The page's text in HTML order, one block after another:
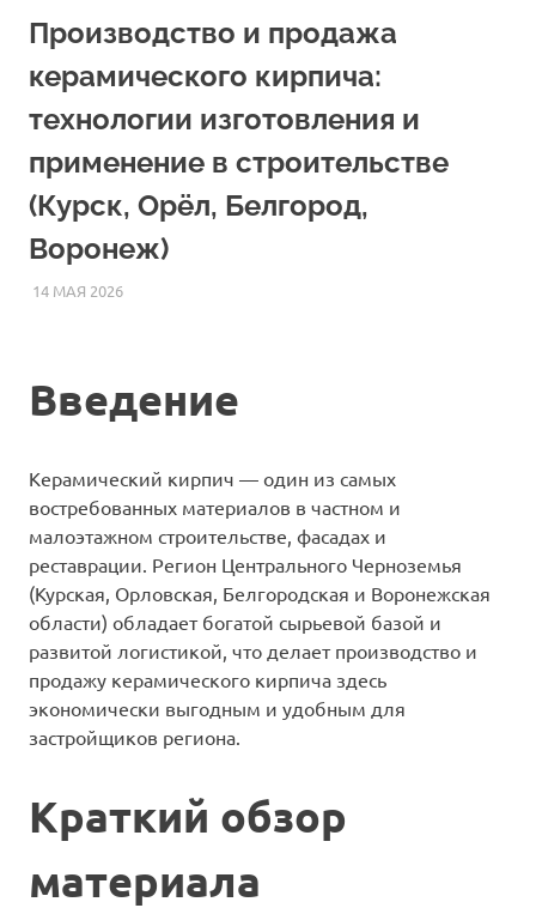
Производство и продажа
керамического кирпича:
технологии изготовления и
применение в строительстве
(Курск, Орёл, Белгород,
Воронеж)
14 МАЯ 2026ETALONSTROI4
СТАТЬИ
Введение
Керамический кирпич — один из самых
востребованных материалов в частном и
малоэтажном строительстве, фасадах и
реставрации. Регион Центрального Черноземья
(Курская, Орловская, Белгородская и Воронежская
области) обладает богатой сырьевой базой и
развитой логистикой, что делает производство и
продажу керамического кирпича здесь
экономически выгодным и удобным для
застройщиков региона.
Краткий обзор
материала